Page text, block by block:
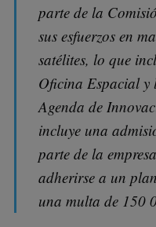
parte de la
sus esfuerzos en
satélites, lo que
Oficina Espacial y
Agenda de
incluye una
parte de la
adherirse a un
una multa de 150